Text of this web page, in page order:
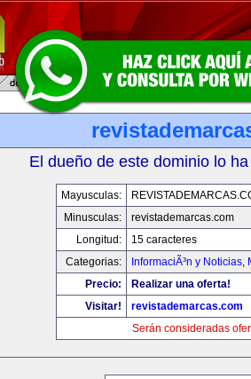
El dueño de este dominio lo
Mayusculas:
Minusculas:
revistademarcas.com
Longitud:
15 caracteres
Categorias:
InformaciÃ³n y Noticias,
Precio:
Realizar una oferta!
Visitar!
revistademarcas.com
Serán consideradas